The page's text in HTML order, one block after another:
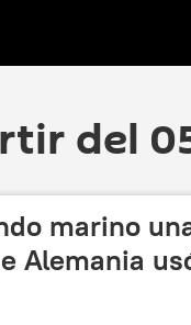
del
marino
Alemania